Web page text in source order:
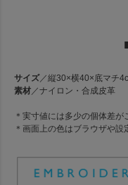
サイズ／縦30×横40×底マチ
素材／ナイロン・合成皮革
＊実寸値には多少の個体差が
＊画面上の色はブラウザや設